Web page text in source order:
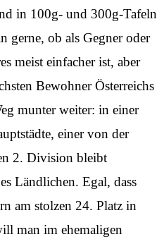
in 100g- und 300g-Tafeln
gerne, ob als Gegner oder
meist einfacher ist, aber
Bewohner Österreichs
munter weiter: in einer
einer von der
2. Division bleibt
Ländlichen. Egal, dass
am stolzen 24. Platz in
man im ehemaligen